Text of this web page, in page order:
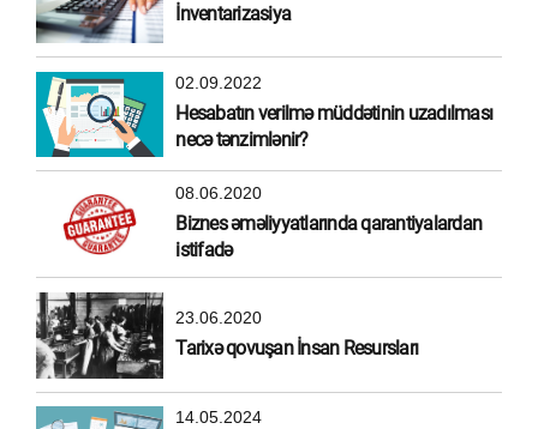
İnventarizasiya
02.09.2022
Hesabatın verilmə müddətinin uzadılması
necə tənzimlənir?
08.06.2020
Biznes əməliyyatlarında qarantiyalardan
istifadə
23.06.2020
Tarixə qovuşan İnsan Resursları
14.05.2024